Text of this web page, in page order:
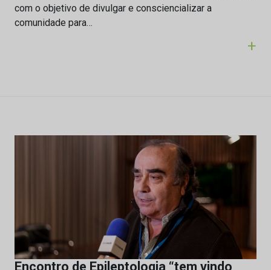
com o objetivo de divulgar e consciencializar a
comunidade para…
+
Encontro de Epileptologia “tem vindo